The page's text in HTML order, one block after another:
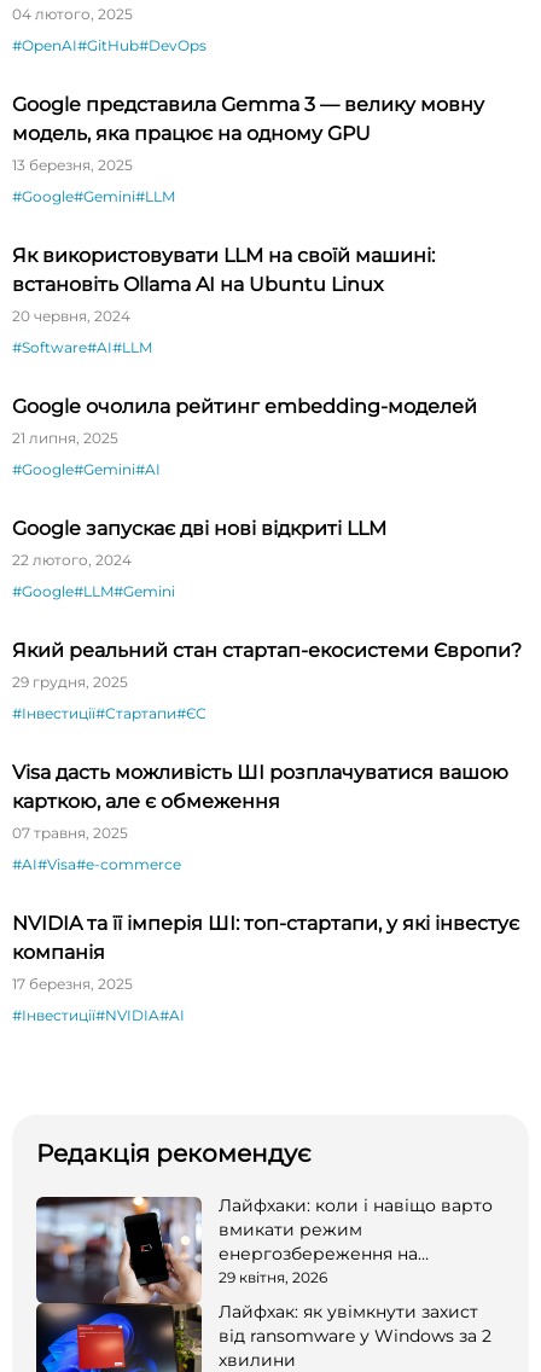
04 лютого, 2025
#OpenAI#GitHub#DevOps
Google представила Gemma 3 — велику мовну
модель, яка працює на одному GPU
13 березня, 2025
#Google#Gemini#LLM
Як використовувати LLM на своїй машині:
встановіть Ollama AI на Ubuntu Linux
20 червня, 2024
#Software#AI#LLM
Google очолила рейтинг embedding-моделей
21 липня, 2025
#Google#Gemini#AI
Google запускає дві нові відкриті LLM
22 лютого, 2024
#Google#LLM#Gemini
Який реальний стан стартап-екосистеми Європи?
29 грудня, 2025
#Інвестиції#Стартапи#ЄС
Visa дасть можливість ШІ розплачуватися вашою
карткою, але є обмеження
07 травня, 2025
#AI#Visa#e-commerce
NVIDIA та її імперія ШІ: топ-стартапи, у які інвестує
компанія
17 березня, 2025
#Інвестиції#NVIDIA#AI
Редакція рекомендує
Лайфхаки: коли і навіщо варто
вмикати режим
енергозбереження на
смартфоні
29 квітня, 2026
Лайфхак: як увімкнути захист
від ransomware у Windows за 2
хвилини